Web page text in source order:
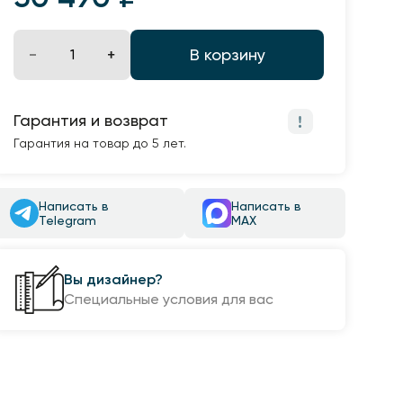
В корзину
Гарантия и возврат
Гарантия на товар до 5 лет.
Написать в
Telegram
Написать в
MAX
Вы дизайнер?
Специальные условия для вас